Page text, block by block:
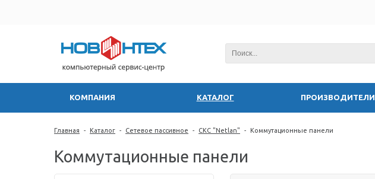
КОМПАНИЯ КАТАЛОГ ПРОИЗВОДИТЕЛИ
Главная - Каталог - Сетевое пассивное - СКС "Netlan" - Коммутационные панели
Коммутационные панели